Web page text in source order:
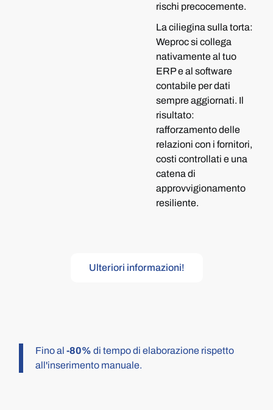
rischi precocemente.
La ciliegina sulla torta:
Weproc si collega
nativamente al tuo
ERP e al software
contabile per dati
sempre aggiornati. Il
risultato:
rafforzamento delle
relazioni con i fornitori,
costi controllati e una
catena di
approvvigionamento
resiliente.
Ulteriori informazioni!
Fino al-80% di tempo di elaborazione rispetto
all'inserimento manuale.